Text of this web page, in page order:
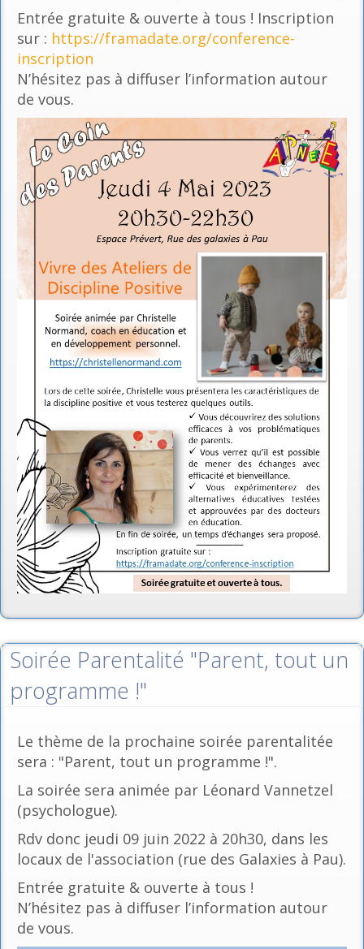
Entrée gratuite & ouverte à tous ! Inscription
sur : https://framadate.org/conference-
inscription
N’hésitez pas à diffuser l’information autour
de vous.
Soirée Parentalité "Parent, tout un
programme !"
Le thème de la prochaine soirée parentalitée
sera : "Parent, tout un programme !".
La soirée sera animée par Léonard Vannetzel
(psychologue).
Rdv donc jeudi 09 juin 2022 à 20h30, dans les
locaux de l'association (rue des Galaxies à Pau).
Entrée gratuite & ouverte à tous !
N’hésitez pas à diffuser l’information autour
de vous.